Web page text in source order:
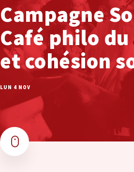
Campagne
Café philo
et cohésion
LUN 4 NOV